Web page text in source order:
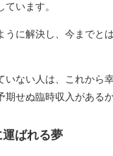
ています。
うに解決し、今までと
いない人は、これから
期せぬ臨時収入がある
ばれる夢